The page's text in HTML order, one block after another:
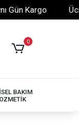
Kargo
0
BAKIM